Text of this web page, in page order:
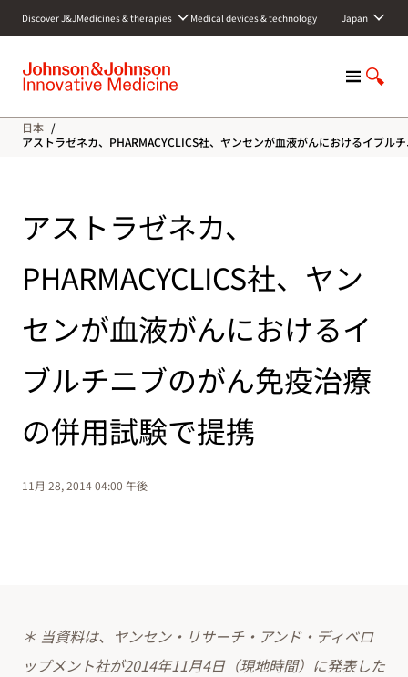
c
Discover J&JMedicines & therapies Medical devices & technology Japan
M
n
u
S
o
w
日本 /
アストラゼネカ、PHARMACYCLICS社、ヤンセンが血液がんにおけるイブル
アストラゼネカ、
PHARMACYCLICS社、ヤン
センが血液がんにおけるイ
ブルチニブのがん免疫治療
の併用試験で提携
11月 28, 2014 04:00 午後
＊ 当資料は、ヤンセン・リサーチ・アンド・ディベロ
ップメント社が2014年11月4日（現地時間）に発表した